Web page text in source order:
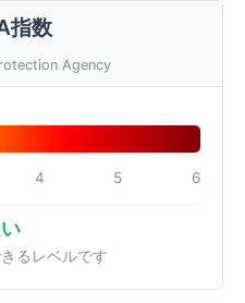
指数
Agency
4 5 6
るレベルです